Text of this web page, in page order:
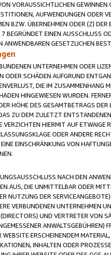
VORAUSSICHTLICHEN
AUFWENDUNGEN ODER
BZW. ÜBERNEHMEN ODER (Z)
BEGRÜNDET EINEN AUSSCHLUSS
ANWENDBAREN GESETZLICHEN
UNTERNEHMEN ODER
ODER SCHÄDEN AUFGRUND
DIE IM ZUSAMMENHANG
HINGEWIESEN WURDEN.
HÖHE DES GESAMTBETRAGS
ZU DEM ZULETZT
VERZICHTEN HIERMIT AUF
ODER ANDERE
EINSCHRÄNKUNG VON
NACH DEN
AUS, DIE UNMITTELBAR ODER
NUTZUNG DER
VERBUNDENEN UNTERNEHMEN
UND VERTRETER VON
ERSCHEINENDEM
INHALTEN ODER